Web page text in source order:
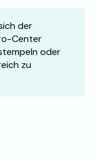
der
Center
oder
zu